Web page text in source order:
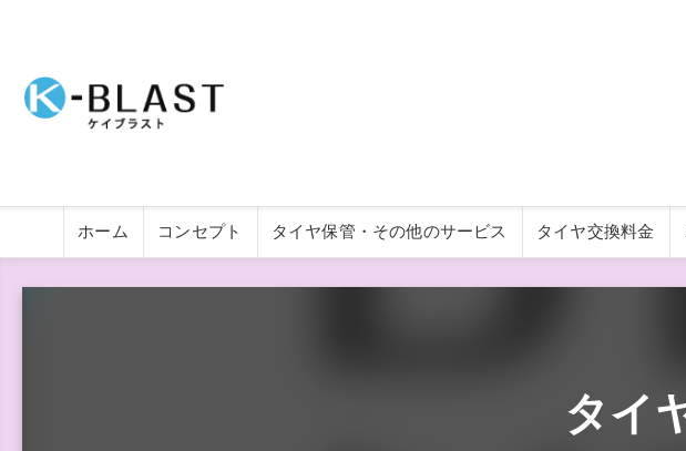
ホーム コンセプト タイヤ保管・その他のサービス タイヤ交換料金
タイ